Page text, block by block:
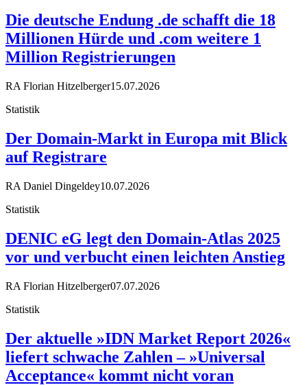
Die deutsche Endung .de schafft die 18
Millionen Hürde und .com weitere 1
Million Registrierungen
RA Florian Hitzelberger15.07.2026
Statistik
Der Domain-Markt in Europa mit Blick
auf Registrare
RA Daniel Dingeldey10.07.2026
Statistik
DENIC eG legt den Domain-Atlas 2025
vor und verbucht einen leichten Anstieg
RA Florian Hitzelberger07.07.2026
Statistik
Der aktuelle »IDN Market Report 2026«
liefert schwache Zahlen – »Universal
Acceptance« kommt nicht voran